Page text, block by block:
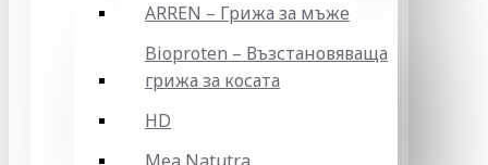
ARREN – Грижа за мъже
Bioproten – Възстановяваща
грижа за косата
HD